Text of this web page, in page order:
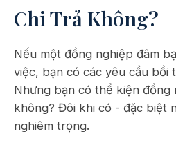
Chi Trả Không?
Nếu một đồng nghiệp đâm
việc, bạn có các yêu cầu bồi
Nhưng bạn có thể kiện đồng
không? Đôi khi có - đặc biệt
nghiêm trọng.